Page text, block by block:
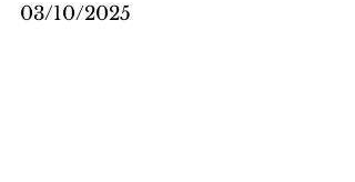
03/10/2025